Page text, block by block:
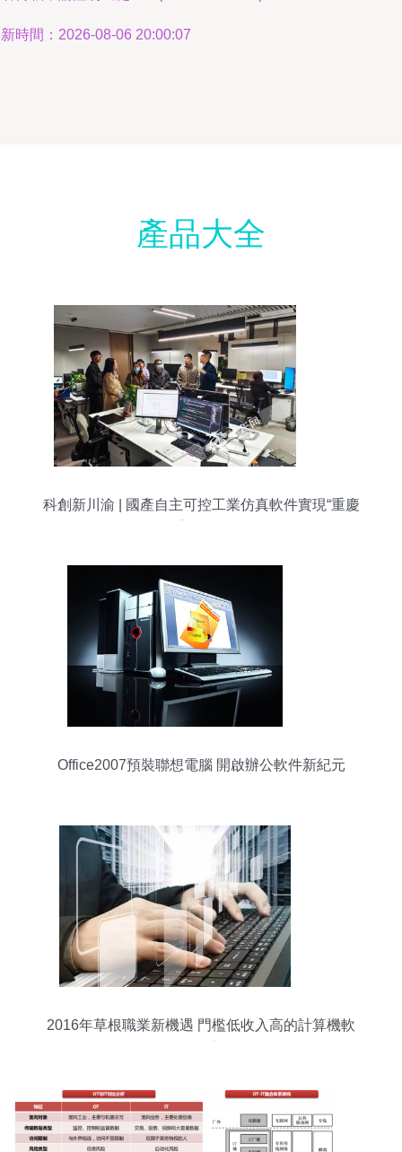
時間：2026-08-06 20:00:07
產品大全
科創新川渝 | 國產自主可控工業仿真軟件實現“重慶
Office2007預裝聯想電腦 開啟辦公軟件新紀元
2016年草根職業新機遇 門檻低收入高的計算機軟